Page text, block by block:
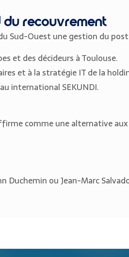
du recouvrement
Sud-Ouest une gestion du
et des décideurs à Toulouse.
et à la stratégie IT de la
international SEKUNDI.
comme une alternative
Duchemin ou Jean-Marc